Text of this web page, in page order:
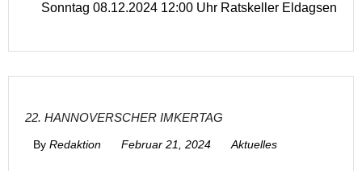
Sonntag 08.12.2024 12:00 Uhr Ratskeller Eldagsen
22. HANNOVERSCHER IMKERTAG
By Redaktion Februar 21, 2024 Aktuelles